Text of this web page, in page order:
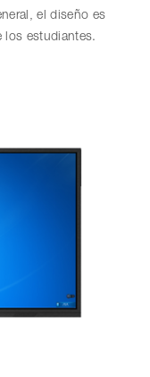
el diseño es
los estudiantes.